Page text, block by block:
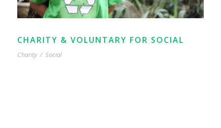
CHARITY & VOLUNTARY FOR SOCIAL
Charity / Social